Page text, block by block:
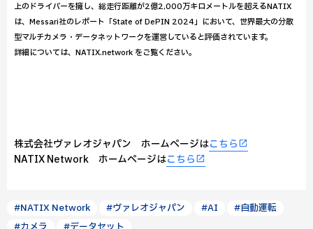
上のドライバーを擁し、総走行距離が2億2,000万キロメートルを超えるNATIX
は、Messari社のレポート「State of DePIN 2024」において、世界最大の分散
型マルチカメラ・データネットワークを運営していると評価されています。
詳細については、NATIX.network をご覧ください。
株式会社ヴァレオジャパン ホームページはこちら
NATIX Network ホームページはこちら
#NATIX Network #ヴァレオジャパン #AI
#自動運転